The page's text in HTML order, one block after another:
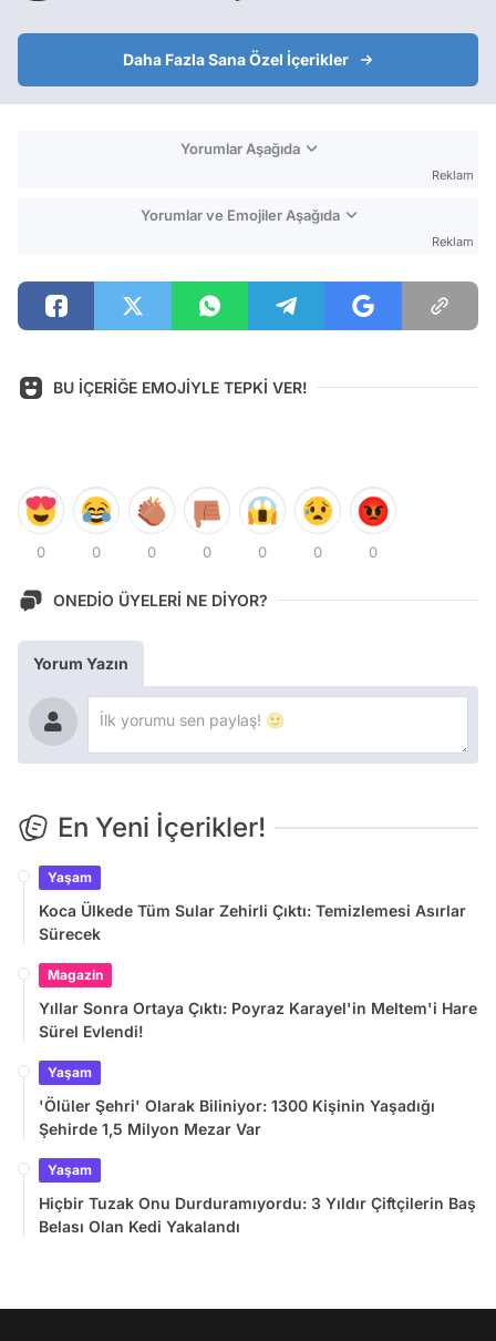
Daha Fazla Sana Özel İçerikler
Yorumlar Aşağıda
Reklam
Yorumlar ve Emojiler Aşağıda
Reklam
BU İÇERİĞE EMOJİYLE TEPKİ VER!
0 0 0 0 0 0 0
ONEDİO ÜYELERİ NE DİYOR?
Yorum Yazın
En Yeni İçerikler!
Yaşam
Koca Ülkede Tüm Sular Zehirli Çıktı: Temizlemesi Asırlar
Sürecek
Magazin
Yıllar Sonra Ortaya Çıktı: Poyraz Karayel'in Meltem'i Hare
Sürel Evlendi!
Yaşam
'Ölüler Şehri' Olarak Biliniyor: 1300 Kişinin Yaşadığı
Şehirde 1,5 Milyon Mezar Var
Yaşam
Hiçbir Tuzak Onu Durduramıyordu: 3 Yıldır Çiftçilerin Baş
Belası Olan Kedi Yakalandı